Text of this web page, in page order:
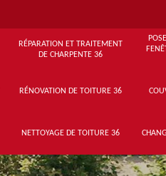
RÉPARATION ET TRAITEMENT
DE CHARPENTE 36
RÉNOVATION DE TOITURE 36
NETTOYAGE DE TOITURE 36